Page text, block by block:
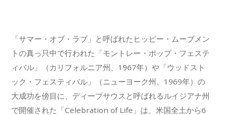
「サマー・オブ・ラブ」と呼ばれたヒッピー・ムーブメン
トの真っ只中で行われた「モントレー・ポップ・フェステ
ィバル」（カリフォルニア州、1967年）や「ウッドスト
ック・フェスティバル」（ニューヨーク州、1969年）の
大成功を傍目に、ディープサウスと呼ばれるルイジアナ州
で開催された「Celebration of Life」は、米国全土から6